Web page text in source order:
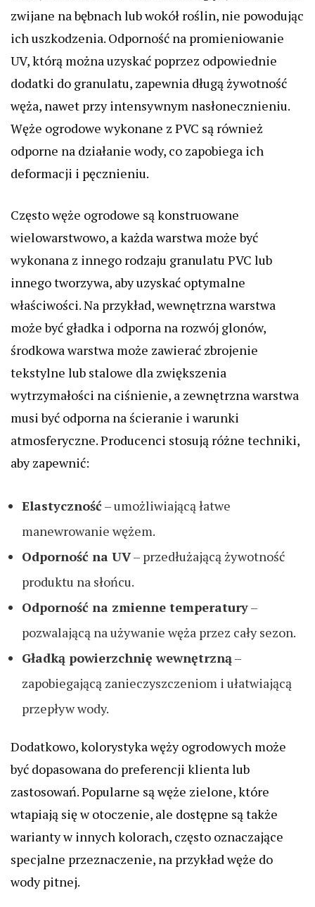
zwijane na bębnach lub wokół roślin, nie powodując
ich uszkodzenia. Odporność na promieniowanie
UV, którą można uzyskać poprzez odpowiednie
dodatki do granulatu, zapewnia długą żywotność
węża, nawet przy intensywnym nasłonecznieniu.
Węże ogrodowe wykonane z PVC są również
odporne na działanie wody, co zapobiega ich
deformacji i pęcznieniu.
Często węże ogrodowe są konstruowane
wielowarstwowo, a każda warstwa może być
wykonana z innego rodzaju granulatu PVC lub
innego tworzywa, aby uzyskać optymalne
właściwości. Na przykład, wewnętrzna warstwa
może być gładka i odporna na rozwój glonów,
środkowa warstwa może zawierać zbrojenie
tekstylne lub stalowe dla zwiększenia
wytrzymałości na ciśnienie, a zewnętrzna warstwa
musi być odporna na ścieranie i warunki
atmosferyczne. Producenci stosują różne techniki,
aby zapewnić:
Elastyczność – umożliwiającą łatwe
manewrowanie wężem.
Odporność na UV– przedłużającą żywotność
produktu na słońcu.
Odporność na zmienne temperatury–
pozwalającą na używanie węża przez cały sezon.
Gładką powierzchnię wewnętrzną–
zapobiegającą zanieczyszczeniom i ułatwiającą
przepływ wody.
Dodatkowo, kolorystyka węży ogrodowych może
być dopasowana do preferencji klienta lub
zastosowań. Popularne są węże zielone, które
wtapiają się w otoczenie, ale dostępne są także
warianty w innych kolorach, często oznaczające
specjalne przeznaczenie, na przykład węże do
wody pitnej.